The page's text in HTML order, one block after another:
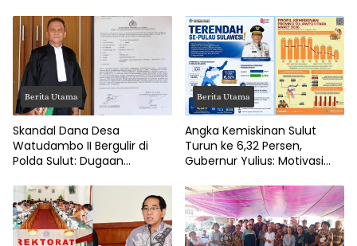
DPRD Manado
Berita Utama
Skandal Dana Desa
Watudambo II Bergulir di
Polda Sulut: Dugaan
Hingga Jalan Tani Rp214
Juta
Berita Utama
Angka Kemiskinan Sulut
Turun ke 6,32 Persen,
Gubernur Yulius: Motivasi